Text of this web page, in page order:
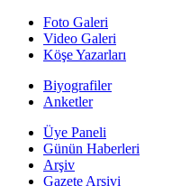
Foto Galeri
Video Galeri
Köşe Yazarları
Biyografiler
Anketler
Üye Paneli
Günün Haberleri
Arşiv
Gazete Arşivi